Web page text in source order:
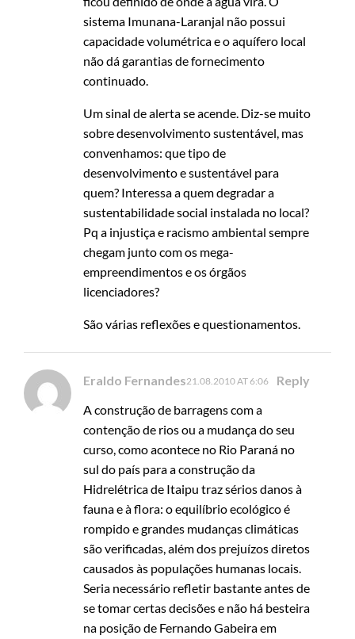
sistema Imunana-Laranjal não possui
capacidade volumétrica e o aquífero local
não dá garantias de fornecimento
continuado.
Um sinal de alerta se acende. Diz-se muito
sobre desenvolvimento sustentável, mas
convenhamos: que tipo de
desenvolvimento e sustentável para
quem? Interessa a quem degradar a
sustentabilidade social instalada no local?
Pq a injustiça e racismo ambiental sempre
chegam junto com os mega-
empreendimentos e os órgãos
licenciadores?
São várias reflexões e questionamentos.
Eraldo Fernandes21.08.2010 AT 6:06
Reply
A construção de barragens com a
contenção de rios ou a mudança do seu
curso, como acontece no Rio Paraná no
sul do país para a construção da
Hidrelétrica de Itaipu traz sérios danos à
fauna e à flora: o equilíbrio ecológico é
rompido e grandes mudanças climáticas
são verificadas, além dos prejuízos diretos
causados às populações humanas locais.
Seria necessário refletir bastante antes de
se tomar certas decisões e não há besteira
na posição de Fernando Gabeira em